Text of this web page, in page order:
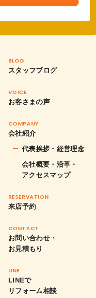
BLOG
スタッフブログ
VOICE
お客さまの声
COMPANY
会社紹介
代表挨拶・経営理念
会社概要・沿革・
アクセスマップ
RESERVATION
来店予約
CONTACT
お問い合わせ・
お見積もり
LINE
LINEで
リフォーム相談